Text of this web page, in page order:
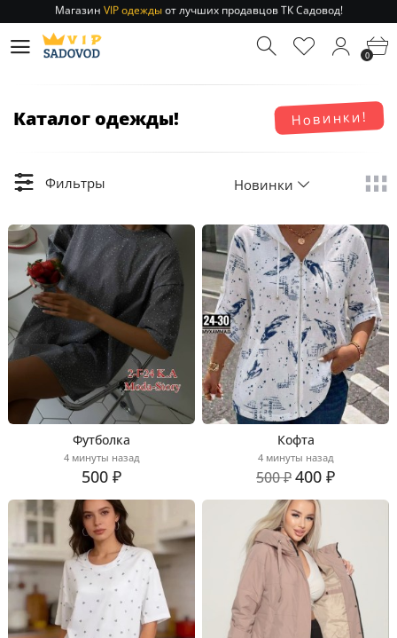
Отправление заказа 1-3 дняпо РФ и МСК!
Магазин
от лучших продавцов ТК Садовод!
0
Новинки!
Каталог одежды!
Фильтры Новинки
Футболка
4 минуты назад
500 ₽
Кофта
4 минуты назад
500 ₽400 ₽